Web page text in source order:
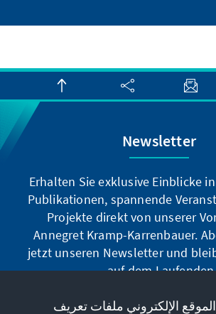
Newsletter
Erhalten Sie exklusive Einblicke
Publikationen, spannende
Projekte direkt von unserer
Annegret Kramp-Karrenbauer.
jetzt unseren Newsletter und
auf dem Laufenden.
Jetzt abonnieren
الإلكتروني ملفات تعريف